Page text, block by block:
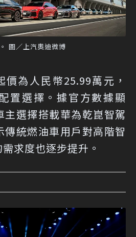
圖／上汽奧迪微博
為人民幣25.99萬元，
置選擇。據官方數據顯
主選擇搭載華為乾崑智駕
傳統燃油車用戶對高階智
求度也逐步提升。